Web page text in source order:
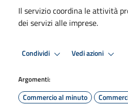
Il servizio coordina le attività
dei servizi alle imprese.
Condividi Vedi azioni
Argomenti:
Commercio al minuto